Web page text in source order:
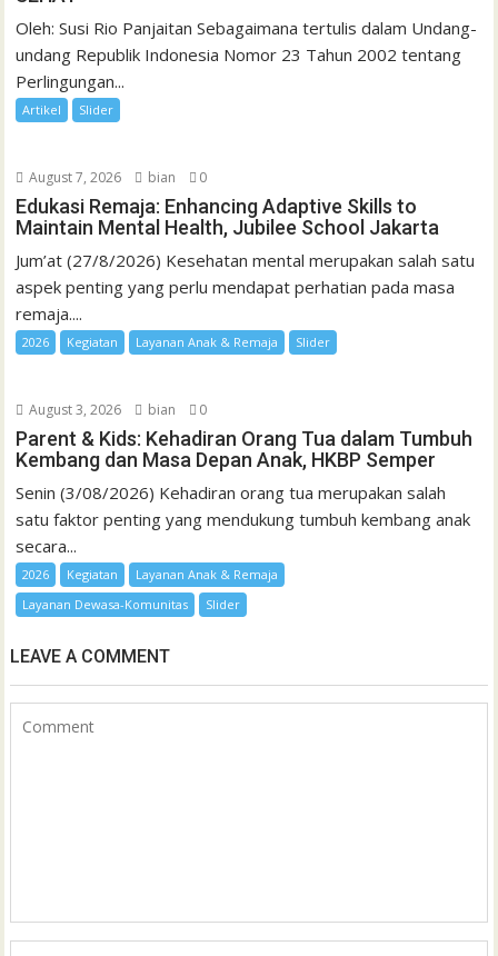
Oleh: Susi Rio Panjaitan Sebagaimana tertulis dalam Undang-
undang Republik Indonesia Nomor 23 Tahun 2002 tentang
Perlingungan...
Artikel Slider
August 7, 2026 bian 0
Edukasi Remaja: Enhancing Adaptive Skills to
Maintain Mental Health, Jubilee School Jakarta
Jum’at (27/8/2026) Kesehatan mental merupakan salah satu
aspek penting yang perlu mendapat perhatian pada masa
remaja....
2026 Kegiatan Layanan Anak & Remaja Slider
August 3, 2026 bian 0
Parent & Kids: Kehadiran Orang Tua dalam Tumbuh
Kembang dan Masa Depan Anak, HKBP Semper
Senin (3/08/2026) Kehadiran orang tua merupakan salah
satu faktor penting yang mendukung tumbuh kembang anak
secara...
2026 Kegiatan
Layanan Anak & Remaja
Layanan Dewasa-Komunitas
Slider
LEAVE A COMMENT